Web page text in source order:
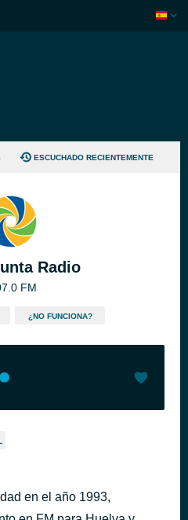
ESCUCHADO RECIENTEMENTE
Radio
FM
¿NO FUNCIONA?
en el año 1993,